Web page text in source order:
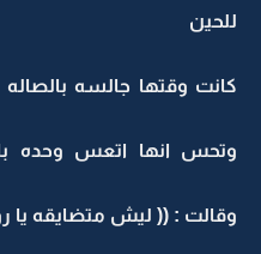
للحين
كانت وقتها جالسه بالصاله
وتحس انها اتعس وحده
وقالت : (( ليش متضايقه يا